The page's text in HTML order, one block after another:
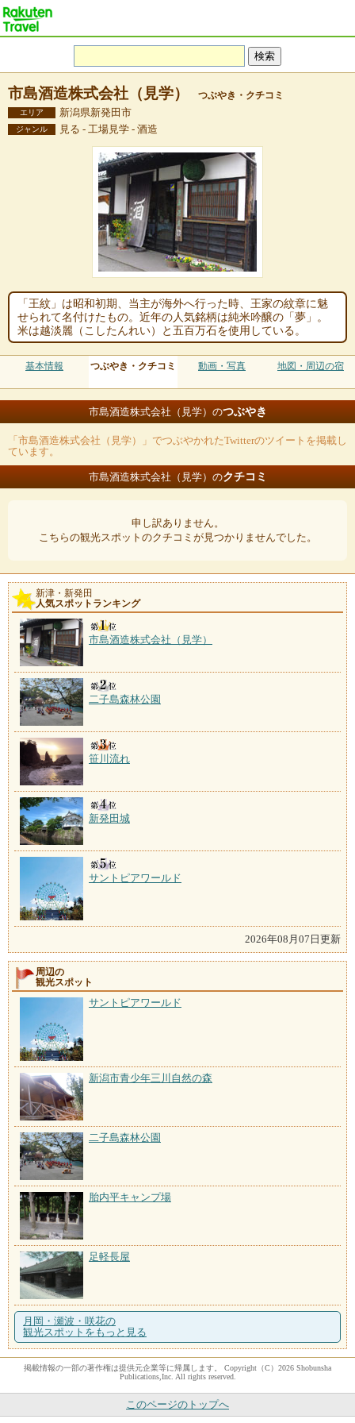
市島酒造株式会社（見学） つぶやき・クチコミ
エリア 新潟県新発田市
ジャンル 見る - 工場見学 - 酒造
「王紋」は昭和初期、当主が海外へ行った時、王家の紋章に魅
せられて名付けたもの。近年の人気銘柄は純米吟醸の「夢」。
米は越淡麗（こしたんれい）と五百万石を使用している。
基本情報 つぶやき・クチコミ 動画・写真 地図・周辺の宿
市島酒造株式会社（見学）のつぶやき
「市島酒造株式会社（見学）」でつぶやかれたTwitterのツイートを掲載し
ています。
市島酒造株式会社（見学）のクチコミ
申し訳ありません。
こちらの観光スポットのクチコミが見つかりませんでした。
新津・新発田
人気スポットランキング
市島酒造株式会社（見学）
二子島森林公園
笹川流れ
新発田城
サントピアワールド
2026年08月07日更新
周辺の
観光スポット
サントピアワールド
新潟市青少年三川自然の森
二子島森林公園
胎内平キャンプ場
足軽長屋
月岡・瀬波・咲花の
観光スポットをもっと見る
掲載情報の一部の著作権は提供元企業等に帰属します。 Copyright（C）2026 Shobunsha
Publications,Inc. All rights reserved.
このページのトップへ